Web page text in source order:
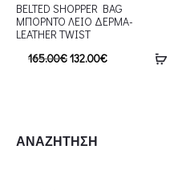
BELTED SHOPPER BAG
ΜΠΟΡΝΤΟ ΛΕΙΟ ΔΕΡΜΑ-
LEATHER TWIST
165.00€132.00€
ΑΝΑΖΗΤΗΣΗ